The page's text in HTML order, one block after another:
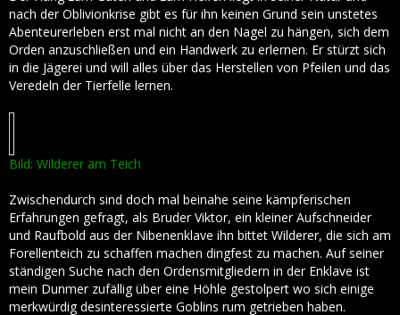
nach der Oblivionkrise gibt es für ihn keinen Grund sein unstetes
Abenteurerleben erst mal nicht an den Nagel zu hängen, sich dem
Orden anzuschließen und ein Handwerk zu erlernen. Er stürzt sich
in die Jägerei und will alles über das Herstellen von Pfeilen und das
Veredeln der Tierfelle lernen.
Bild: Wilderer am Teich
Zwischendurch sind doch mal beinahe seine kämpferischen
Erfahrungen gefragt, als Bruder Viktor, ein kleiner Aufschneider
und Raufbold aus der Nibenenklave ihn bittet Wilderer, die sich am
Forellenteich zu schaffen machen dingfest zu machen. Auf seiner
ständigen Suche nach den Ordensmitgliedern in der Enklave ist
mein Dunmer zufällig über eine Höhle gestolpert wo sich einige
merkwürdig desinteressierte Goblins rum getrieben haben.